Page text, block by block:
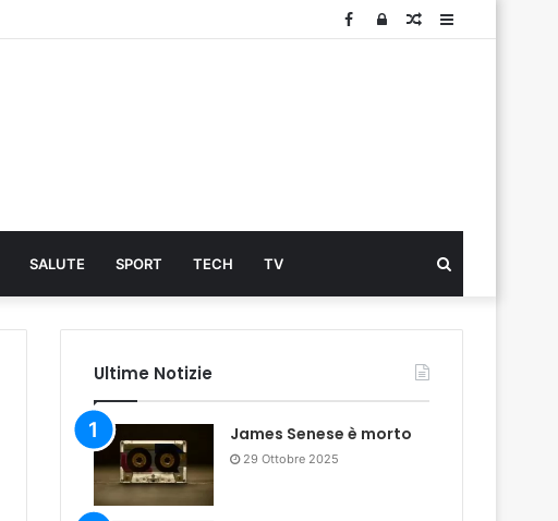
Sidebar
Articolo
Log
Facebook
SALUTE SPORT TECH TV
...
Ultime Notizie
James Senese è morto
29 Ottobre 2025